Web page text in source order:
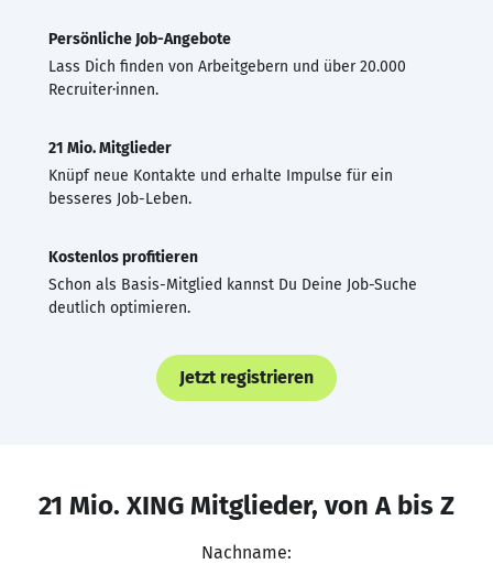
Persönliche Job-Angebote
Lass Dich finden von Arbeitgebern und über 20.000
Recruiter·innen.
21 Mio. Mitglieder
Knüpf neue Kontakte und erhalte Impulse für ein
besseres Job-Leben.
Kostenlos profitieren
Schon als Basis-Mitglied kannst Du Deine Job-Suche
deutlich optimieren.
Jetzt registrieren
21 Mio. XING Mitglieder, von A bis Z
Nachname: